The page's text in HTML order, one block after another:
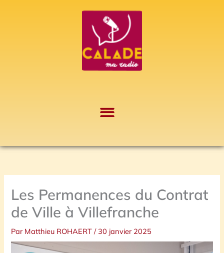
Les Permanences du Contrat
de Ville à Villefranche
Par Matthieu ROHAERT/ 30 janvier 2025